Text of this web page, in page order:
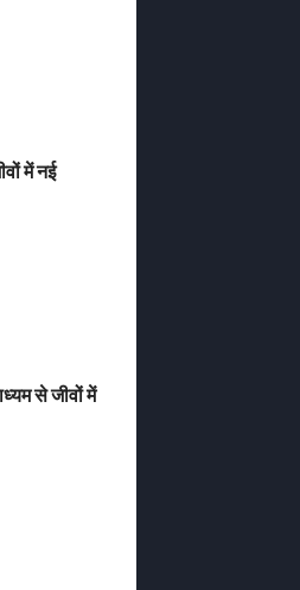
में नई
से जीवों में